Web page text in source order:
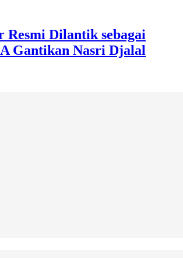
Dilantik sebagai
Gantikan Nasri Djalal